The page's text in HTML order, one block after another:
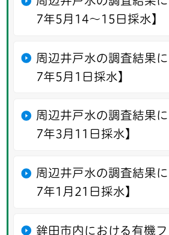
7年5月14〜15日採水】
周辺井戸水の調査結果
7年5月1日採水】
周辺井戸水の調査結果
7年3月11日採水】
周辺井戸水の調査結果
7年1月21日採水】
鉾田市内における有機